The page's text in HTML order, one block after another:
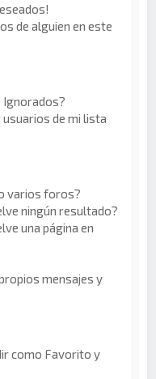
de alguien en este
Ignorados?
usuarios de mi lista
varios foros?
ningún resultado?
una página en
mensajes y
como Favorito y